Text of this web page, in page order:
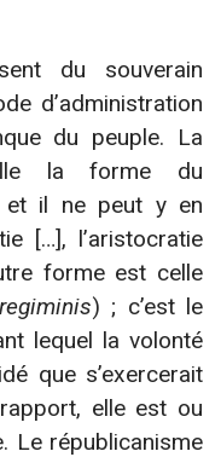
du souverain
d’administration
du peuple. La
la forme du
il ne peut y en
[…], l’aristocratie
forme est celle
) ; c’est le
lequel la volonté
que s’exercerait
elle est ou
Le républicanisme